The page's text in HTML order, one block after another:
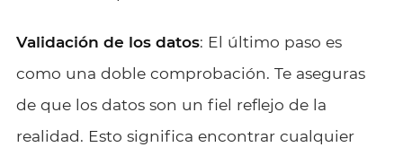
Validación de los datos: El último paso es
como una doble comprobación. Te aseguras
de que los datos son un fiel reflejo de la
realidad. Esto significa encontrar cualquier